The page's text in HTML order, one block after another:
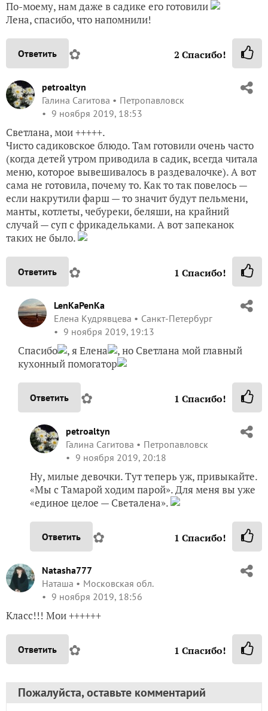
По-моему, нам даже в садике его готовили
Лена, спасибо, что напомнили!
Ответить ✿ 2 Спасибо!
petroaltyn
Галина Сагитова
Петропавловск
9 ноября 2019, 18:53
Светлана, мои +++++.
Чисто садиковское блюдо. Там готовили очень часто
(когда детей утром приводила в садик, всегда читала
меню, которое вывешивалось в раздевалочке). А вот
сама не готовила, почему то. Как то так повелось —
если накрутили фарш — то значит будут пельмени,
манты, котлеты, чебуреки, беляши, на крайний
случай — суп с фрикадельками. А вот запеканок
таких не было.
Ответить ✿ 1 Спасибо!
LenKaPenKa
Елена Кудрявцева
Санкт-Петербург
9 ноября 2019, 19:13
Спасибо , я Елена
, но Светлана мой главный
кухонный помогатор
Ответить ✿ 1 Спасибо!
petroaltyn
Галина Сагитова
Петропавловск
9 ноября 2019, 20:18
Ну, милые девочки. Тут теперь уж, привыкайте.
«Мы с Тамарой ходим парой». Для меня вы уже
«единое целое — Светалена».
Ответить ✿ 1 Спасибо!
Natasha777
Наташа
Московская обл.
9 ноября 2019, 18:56
Класс!!! Мои ++++++
Ответить ✿ 1 Спасибо!
Пожалуйста, оставьте комментарий